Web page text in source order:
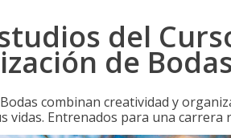
del
de
combinan creatividad y
vidas. Entrenados para una carrera